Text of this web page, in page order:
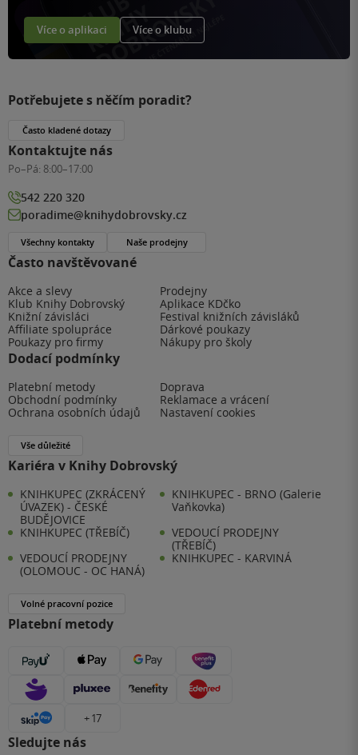
Více o aplikaci Více o klubu
Často navštěvované
Akce a slevy
Prodejny
Klub Knihy Dobrovský
Aplikace KDčko
Knižní závisláci
Festival knižních závisláků
Affiliate spolupráce
Dárkové poukazy
Poukazy pro firmy
Nákupy pro školy
Dodací podmínky
Platební metody
Doprava
Obchodní podmínky
Reklamace a vrácení
Ochrana osobních údajů
Nastavení cookies
Vše důležité
Kariéra v Knihy Dobrovský
KNIHKUPEC (ZKRÁCENÝ
ÚVAZEK) - ČESKÉ
BUDĚJOVICE
KNIHKUPEC - BRNO (Galerie
Vaňkovka)
KNIHKUPEC (TŘEBÍČ)
VEDOUCÍ PRODEJNY
(TŘEBÍČ)
VEDOUCÍ PRODEJNY
(OLOMOUC - OC HANÁ)
KNIHKUPEC - KARVINÁ
Volné pracovní pozice
Platební metody
+ 17
Sledujte nás
Potřebujete s něčím poradit?
Často kladené dotazy
Kontaktujte nás
Po–Pá: 8:00–17:00
542 220 320
poradime@knihydobrovsky.cz
Všechny kontakty Naše prodejny